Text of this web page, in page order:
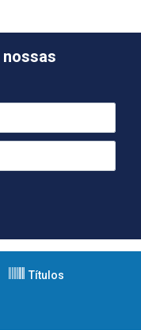
Títulos